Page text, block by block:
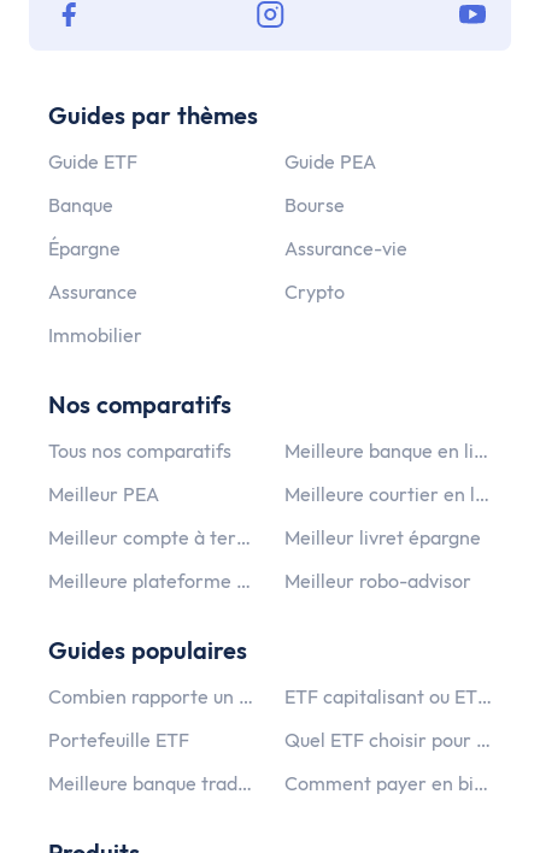
Guides par thèmes
Guide ETF
Guide PEA
Banque
Bourse
Épargne
Assurance-vie
Assurance
Crypto
Immobilier
Nos comparatifs
Tous nos comparatifs
Meilleure banque en ligne
Meilleur PEA
Meilleure courtier en ligne
Meilleur compte à terme
Meilleur livret épargne
Meilleure plateforme crypto monnaie
Meilleur robo-advisor
Guides populaires
Combien rapporte un PEA ?
ETF capitalisant ou ETF distribuant ?
Portefeuille ETF
Quel ETF choisir pour un PEA PME ?
Meilleure banque traditionnelle
Comment payer en bitcoin ?